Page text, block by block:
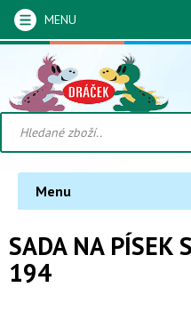
MENU
Menu
SADA NA PÍSEK
194